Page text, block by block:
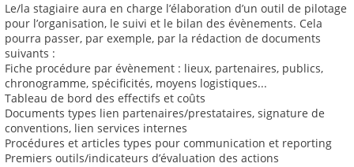
Le/la stagiaire aura en charge l’élaboration d’un outil de pilotage
pour l’organisation, le suivi et le bilan des évènements. Cela
pourra passer, par exemple, par la rédaction de documents
suivants :
Fiche procédure par évènement : lieux, partenaires, publics,
chronogramme, spécificités, moyens logistiques...
Tableau de bord des effectifs et coûts
Documents types lien partenaires/prestataires, signature de
conventions, lien services internes
Procédures et articles types pour communication et reporting
Premiers outils/indicateurs d’évaluation des actions